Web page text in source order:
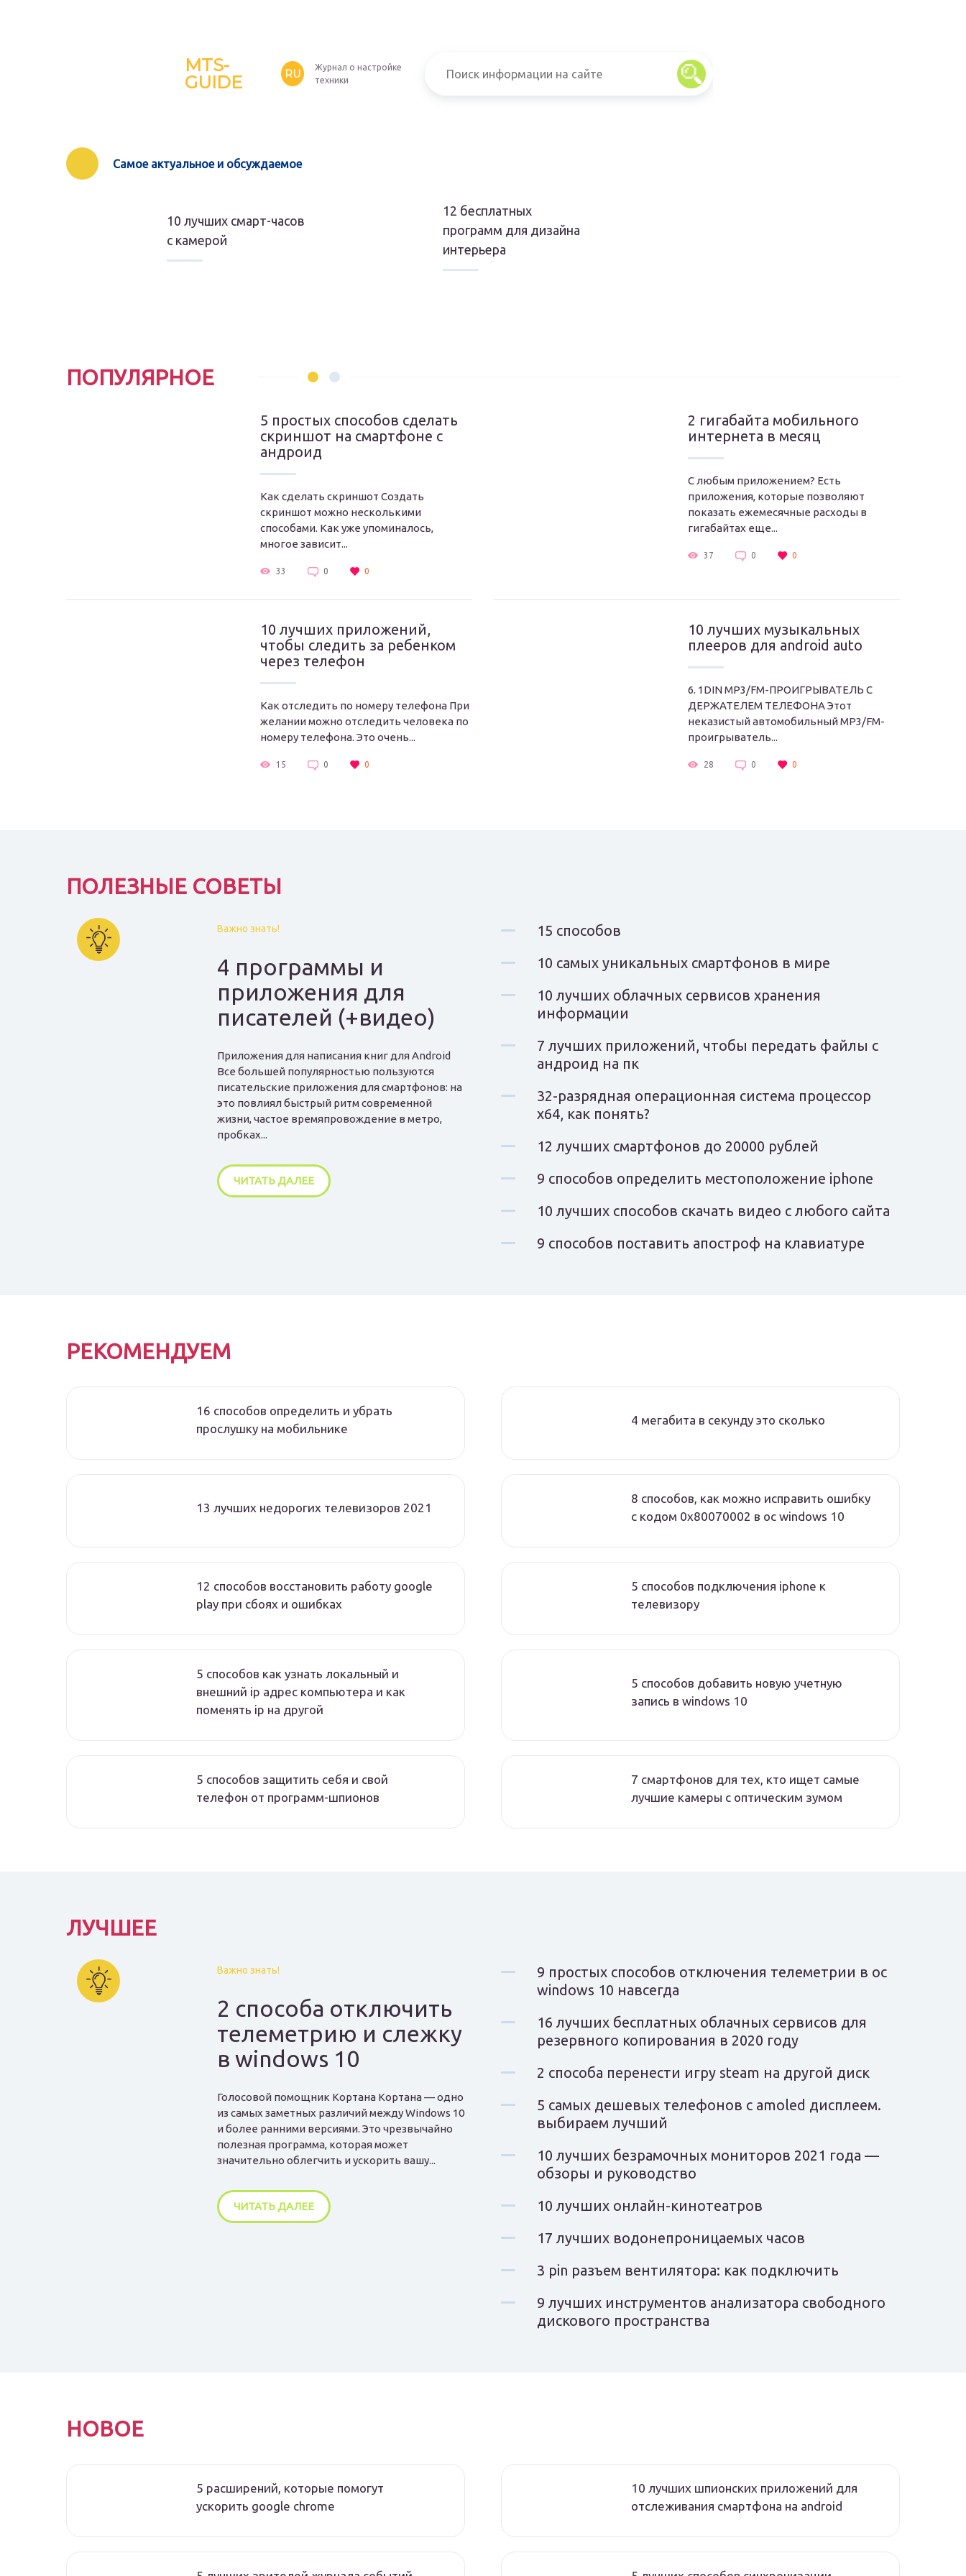
MTS-
GUIDE
RU
Журнал о настройке
техники
Самое актуальное и обсуждаемое
10 лучших смарт-часов
с камерой
12 бесплатных
программ для дизайна
интерьера
ПОПУЛЯРНОЕ
5 простых способов сделать
скриншот на смартфоне с
андроид
Как сделать скриншот Создать
скриншот можно несколькими
способами. Как уже упоминалось,
многое зависит...
33 0 0
2 гигабайта мобильного
интернета в месяц
С любым приложением? Есть
приложения, которые позволяют
показать ежемесячные расходы в
гигабайтах еще...
37 0 0
10 лучших приложений,
чтобы следить за ребенком
через телефон
Как отследить по номеру телефона При
желании можно отследить человека по
номеру телефона. Это очень...
15 0 0
10 лучших музыкальных
плееров для android auto
6. 1DIN MP3/FM-ПРОИГРЫВАТЕЛЬ С
ДЕРЖАТЕЛЕМ ТЕЛЕФОНА Этот
неказистый автомобильный MP3/FM-
проигрыватель...
28 0 0
ПОЛЕЗНЫЕ СОВЕТЫ
Важно знать!
4 программы и
приложения для
писателей (+видео)
Приложения для написания книг для Android
Все большей популярностью пользуются
писательские приложения для смартфонов: на
это повлиял быстрый ритм современной
жизни, частое времяпровождение в метро,
пробках...
ЧИТАТЬ ДАЛЕЕ
15 способов
10 самых уникальных смартфонов в мире
10 лучших облачных сервисов хранения
информации
7 лучших приложений, чтобы передать файлы с
андроид на пк
32-разрядная операционная система процессор
x64, как понять?
12 лучших смартфонов до 20000 рублей
9 способов определить местоположение iphone
10 лучших способов скачать видео с любого сайта
9 способов поставить апостроф на клавиатуре
РЕКОМЕНДУЕМ
16 способов определить и убрать
прослушку на мобильнике
4 мегабита в секунду это сколько
13 лучших недорогих телевизоров 2021
8 способов, как можно исправить ошибку
с кодом 0x80070002 в ос windows 10
12 способов восстановить работу google
play при сбоях и ошибках
5 способов подключения iphone к
телевизору
5 способов как узнать локальный и
внешний ip адрес компьютера и как
поменять ip на другой
5 способов добавить новую учетную
запись в windows 10
5 способов защитить себя и свой
телефон от программ-шпионов
7 смартфонов для тех, кто ищет самые
лучшие камеры с оптическим зумом
ЛУЧШЕЕ
Важно знать!
2 способа отключить
телеметрию и слежку
в windows 10
Голосовой помощник Кортана Кортана — одно
из самых заметных различий между Windows 10
и более ранними версиями. Это чрезвычайно
полезная программа, которая может
значительно облегчить и ускорить вашу...
ЧИТАТЬ ДАЛЕЕ
9 простых способов отключения телеметрии в ос
windows 10 навсегда
16 лучших бесплатных облачных сервисов для
резервного копирования в 2020 году
2 способа перенести игру steam на другой диск
5 самых дешевых телефонов с amoled дисплеем.
выбираем лучший
10 лучших безрамочных мониторов 2021 года —
обзоры и руководство
10 лучших онлайн-кинотеатров
17 лучших водонепроницаемых часов
3 pin разъем вентилятора: как подключить
9 лучших инструментов анализатора свободного
дискового пространства
НОВОЕ
5 расширений, которые помогут
ускорить google chrome
10 лучших шпионских приложений для
отслеживания смартфона на android